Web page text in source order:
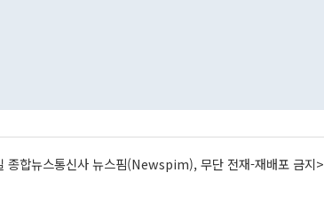
종합뉴스통신사 뉴스핌(Newspim), 무단 전재-재배포 금지>